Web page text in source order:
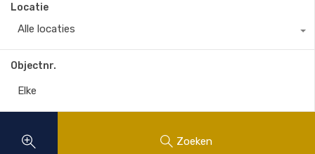
Locatie
Alle locaties
Objectnr.
Zoeken